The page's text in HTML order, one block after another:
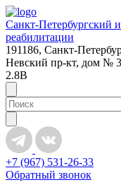
Санкт-Петербургский
реабилитации
191186, Санкт-
Невский пр-кт, дом №
2.8В
+7 (967) 531-26-33
Обратный звонок